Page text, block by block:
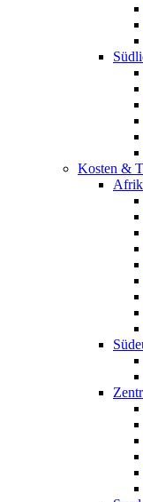
Kosten &